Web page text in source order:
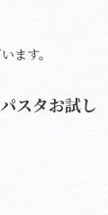
ます。
スタお試し